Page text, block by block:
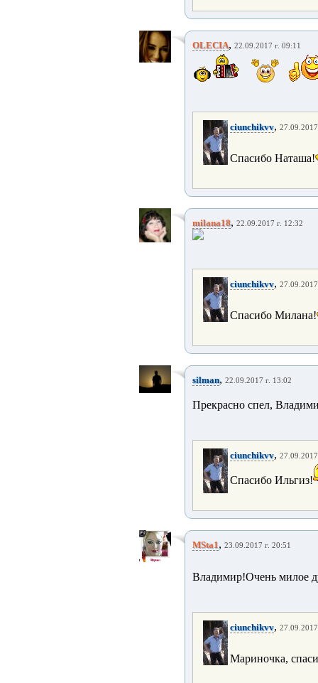
OLECIA, 22.09.2017 г. 09:11
ciunchikvv,
Спасибо Наташа!
milana18, 22.09.2017 г. 12:32
ciunchikvv,
Спасибо Милана!
silman, 22.09.2017 г. 13:02
Прекрасно спел,
ciunchikvv,
Спасибо Ильгиз!
MSta1, 23.09.2017 г. 20:51
Владимир!Очень милое
ciunchikvv,
Мариночка,